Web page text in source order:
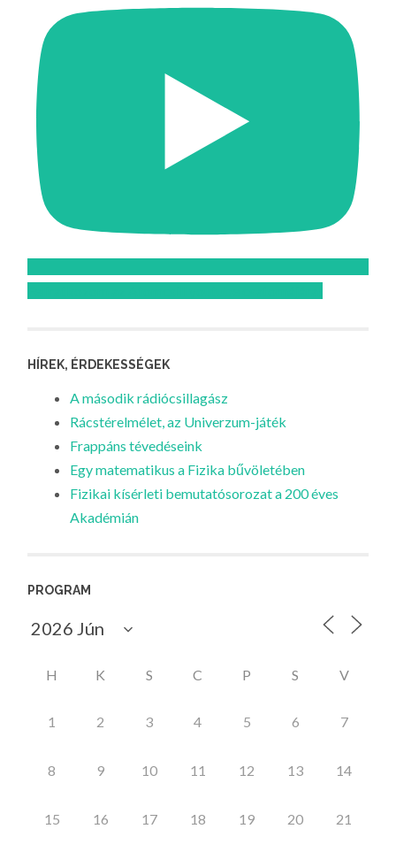
HÍREK, ÉRDEKESSÉGEK
A második rádiócsillagász
Rácstérelmélet, az Univerzum-játék
Frappáns tévedéseink
Egy matematikus a Fizika bűvöletében
Fizikai kísérleti bemutatósorozat a 200 éves
Akadémián
PROGRAM
H K S C P S V
1 2 3 4 5 6 7
8 9 10 11 12 13 14
15 16 17 18 19 20 21